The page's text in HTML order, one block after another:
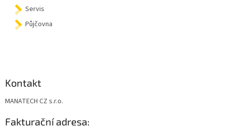
Servis
Půjčovna
Kontakt
MANATECH CZ s.r.o.
Fakturační adresa: